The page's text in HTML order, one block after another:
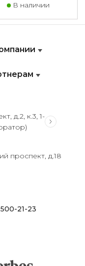
В наличии
д.2, к.3, 1-
проспект, д.18
21-23